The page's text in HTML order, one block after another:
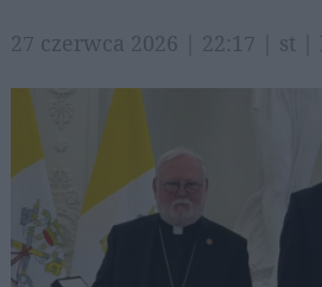
27 czerwca 2026 | 22:17 | st